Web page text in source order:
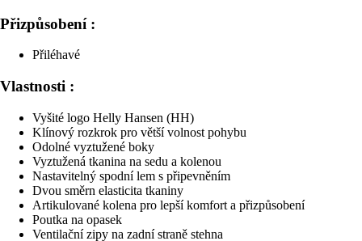
Přizpůsobení :
Přiléhavé
Vlastnosti :
Vyšité logo Helly Hansen (HH)
Klínový rozkrok pro větší volnost pohybu
Odolné vyztužené boky
Vyztužená tkanina na sedu a kolenou
Nastavitelný spodní lem s připevněním
Dvou směrn elasticita tkaniny
Artikulované kolena pro lepší komfort a přizpůsobení
Poutka na opasek
Ventilační zipy na zadní straně stehna